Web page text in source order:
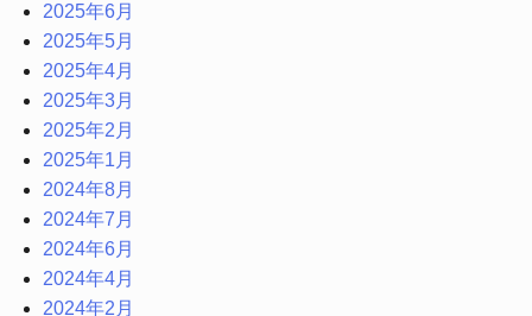
2025年6月
2025年5月
2025年4月
2025年3月
2025年2月
2025年1月
2024年8月
2024年7月
2024年6月
2024年4月
2024年2月